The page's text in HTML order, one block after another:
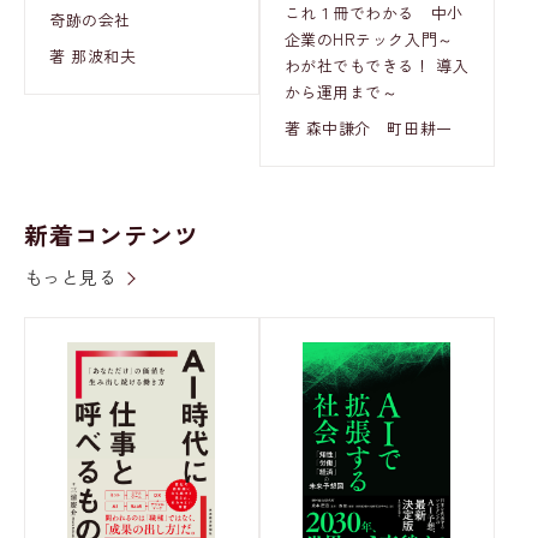
奇跡の会社
著 那波和夫
これ１冊でわかる 中小
企業のHRテック入門～
わが社でもできる！ 導入
から運用まで～
著 森中謙介 町田耕一
新着コンテンツ
もっと見る